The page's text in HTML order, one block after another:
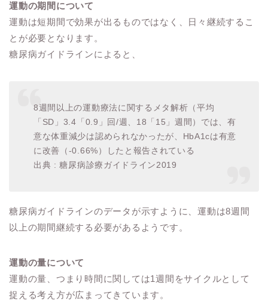
運動の期間について
運動は短期間で効果が出るものではなく、日々継続するこ
とが必要となります。
糖尿病ガイドラインによると、
8週間以上の運動療法に関するメタ解析（平均
「SD」3.4「0.9」回/週、18「15」週間）では、有
意な体重減少は認められなかったが、HbA1cは有意
に改善（-0.66%）したと報告されている
出典 : 糖尿病診療ガイドライン2019
糖尿病ガイドラインのデータが示すように、運動は8週間
以上の期間継続する必要があるようです。
運動の量について
運動の量、つまり時間に関しては1週間をサイクルとして
捉える考え方が広まってきています。